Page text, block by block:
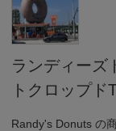
ランディーズ
トクロップド
Randy's Donuts の